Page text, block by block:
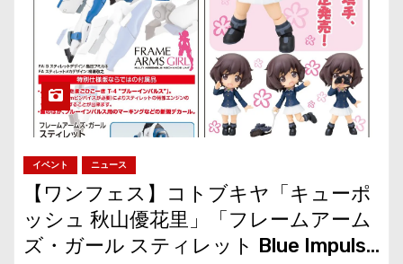
イベント ニュース
【ワンフェス】コトブキヤ「キューポ
ッシュ 秋山優花里」「フレームアーム
ズ・ガール スティレット Blue Impulse